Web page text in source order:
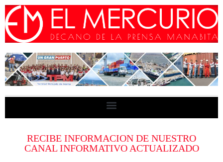
RECIBE INFORMACION DE NUESTRO
CANAL INFORMATIVO ACTUALIZADO